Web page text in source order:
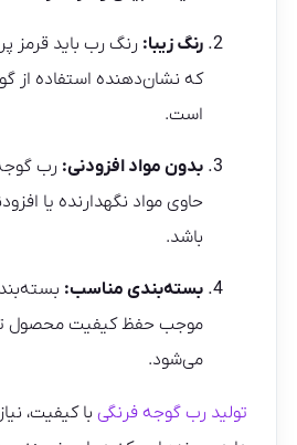
رنگ زیبا: رنگ رب باید قرمز
که نشان‌دهنده استفاده از
است.
بدون مواد افزودنی: رب
حاوی مواد نگهدارنده یا
باشد.
بسته‌بندی مناسب:
موجب حفظ کیفیت محصول
می‌شود.
تولید رب گوجه فرنگی با کیفیت،